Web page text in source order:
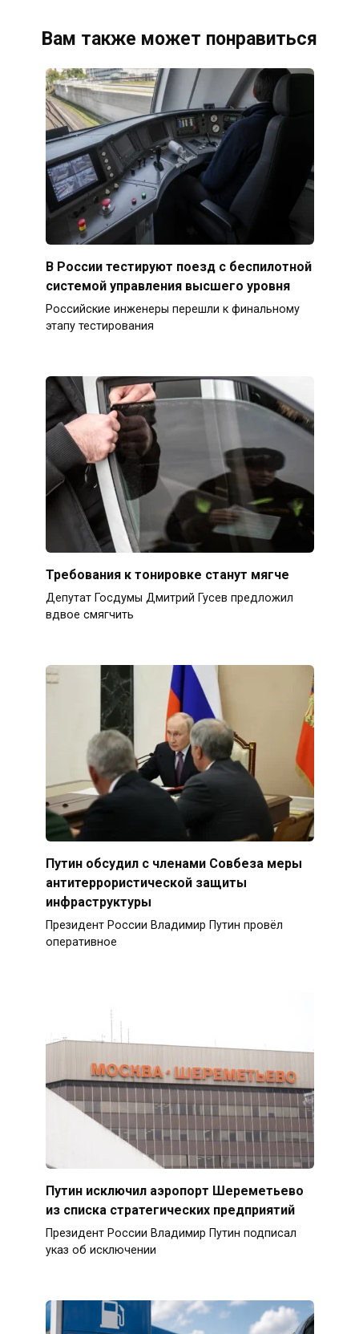
Вам также может понравиться
В России тестируют поезд с беспилотной
системой управления высшего уровня
Российские инженеры перешли к финальному
этапу тестирования
Требования к тонировке станут мягче
Депутат Госдумы Дмитрий Гусев предложил
вдвое смягчить
Путин обсудил с членами Совбеза меры
антитеррористической защиты
инфраструктуры
Президент России Владимир Путин провёл
оперативное
Путин исключил аэропорт Шереметьево
из списка стратегических предприятий
Президент России Владимир Путин подписал
указ об исключении